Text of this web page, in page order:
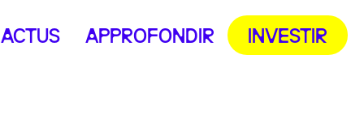
ACTUS APPROFONDIR INVESTIR